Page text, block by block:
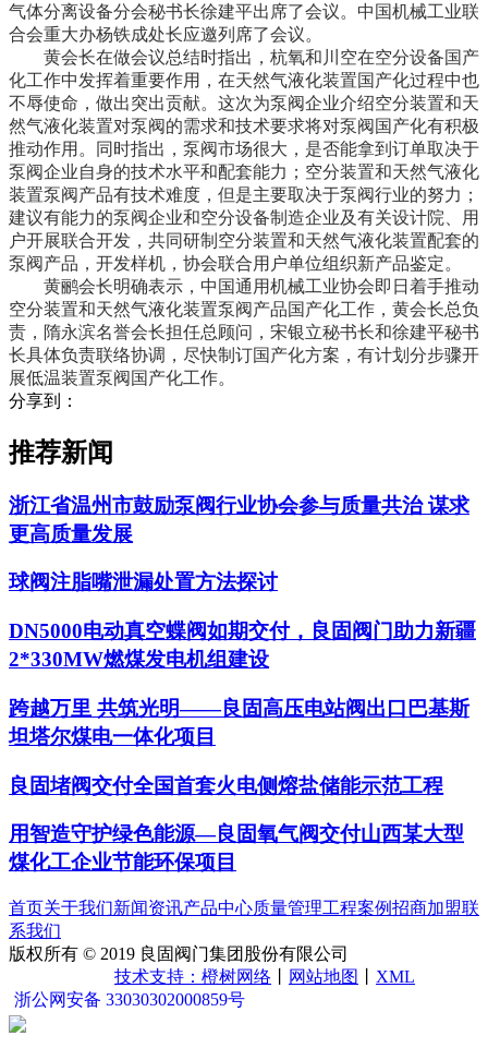
气体分离设备分会秘书长徐建平出席了会议。中国机械工业联
合会重大办杨铁成处长应邀列席了会议。
黄会长在做会议总结时指出，杭氧和川空在空分设备国产
化工作中发挥着重要作用，在天然气液化装置国产化过程中也
不辱使命，做出突出贡献。这次为泵阀企业介绍空分装置和天
然气液化装置对泵阀的需求和技术要求将对泵阀国产化有积极
推动作用。同时指出，泵阀市场很大，是否能拿到订单取决于
泵阀企业自身的技术水平和配套能力；空分装置和天然气液化
装置泵阀产品有技术难度，但是主要取决于泵阀行业的努力；
建议有能力的泵阀企业和空分设备制造企业及有关设计院、用
户开展联合开发，共同研制空分装置和天然气液化装置配套的
泵阀产品，开发样机，协会联合用户单位组织新产品鉴定。
黄鹂会长明确表示，中国通用机械工业协会即日着手推动
空分装置和天然气液化装置泵阀产品国产化工作，黄会长总负
责，隋永滨名誉会长担任总顾问，宋银立秘书长和徐建平秘书
长具体负责联络协调，尽快制订国产化方案，有计划分步骤开
展低温装置泵阀国产化工作。
分享到：
推荐新闻
浙江省温州市鼓励泵阀行业协会参与质量共治 谋求
更高质量发展
球阀注脂嘴泄漏处置方法探讨
DN5000电动真空蝶阀如期交付，良固阀门助力新疆
2*330MW燃煤发电机组建设
跨越万里 共筑光明——良固高压电站阀出口巴基斯
坦塔尔煤电一体化项目
良固堵阀交付全国首套火电侧熔盐储能示范工程
用智造守护绿色能源—良固氧气阀交付山西某大型
煤化工企业节能环保项目
首页关于我们新闻资讯产品中心质量管理工程案例招商加盟联
系我们
版权所有 © 2019 良固阀门集团股份有限公司
技术支持：橙树网络 网站地图
XML
浙公网安备 33030302000859号